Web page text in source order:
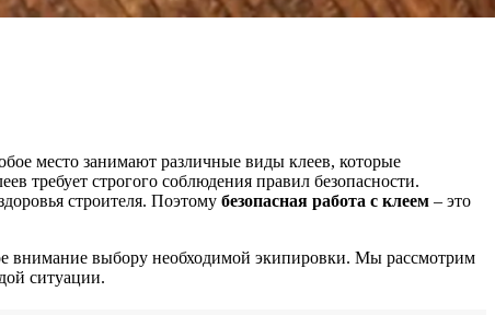
место занимают различные виды клеев, которые
требует строгого соблюдения правил безопасности.
строителя. Поэтому безопасная работа с клеем – это
внимание выбору необходимой экипировки. Мы рассмотрим
ситуации.